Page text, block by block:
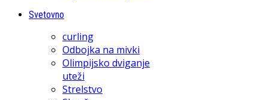
Svetovno
curling
Odbojka na mivki
Olimpijsko dviganje
uteži
Strelstvo